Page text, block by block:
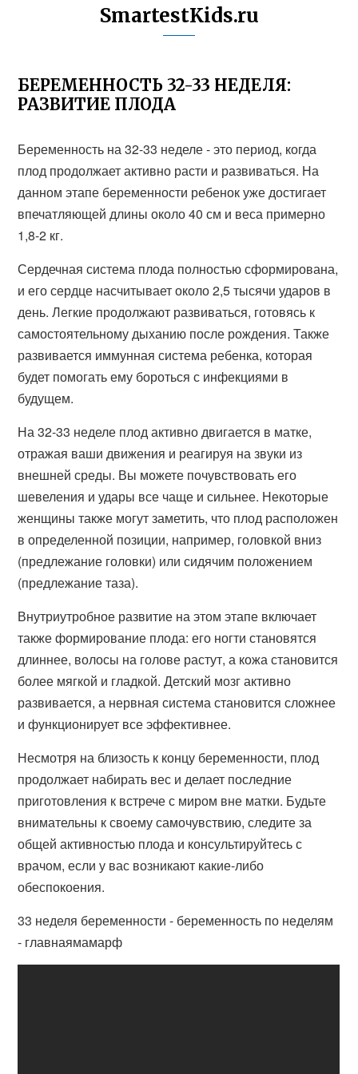
SmartestKids.ru
БЕРЕМЕННОСТЬ 32-33 НЕДЕЛЯ:
РАЗВИТИЕ ПЛОДА
Беременность на 32-33 неделе - это период, когда
плод продолжает активно расти и развиваться. На
данном этапе беременности ребенок уже достигает
впечатляющей длины около 40 см и веса примерно
1,8-2 кг.
Сердечная система плода полностью сформирована,
и его сердце насчитывает около 2,5 тысячи ударов в
день. Легкие продолжают развиваться, готовясь к
самостоятельному дыханию после рождения. Также
развивается иммунная система ребенка, которая
будет помогать ему бороться с инфекциями в
будущем.
На 32-33 неделе плод активно двигается в матке,
отражая ваши движения и реагируя на звуки из
внешней среды. Вы можете почувствовать его
шевеления и удары все чаще и сильнее. Некоторые
женщины также могут заметить, что плод расположен
в определенной позиции, например, головкой вниз
(предлежание головки) или сидячим положением
(предлежание таза).
Внутриутробное развитие на этом этапе включает
также формирование плода: его ногти становятся
длиннее, волосы на голове растут, а кожа становится
более мягкой и гладкой. Детский мозг активно
развивается, а нервная система становится сложнее
и функционирует все эффективнее.
Несмотря на близость к концу беременности, плод
продолжает набирать вес и делает последние
приготовления к встрече с миром вне матки. Будьте
внимательны к своему самочувствию, следите за
общей активностью плода и консультируйтесь с
врачом, если у вас возникают какие-либо
обеспокоения.
33 неделя беременности - беременность по неделям
- главнаямамарф